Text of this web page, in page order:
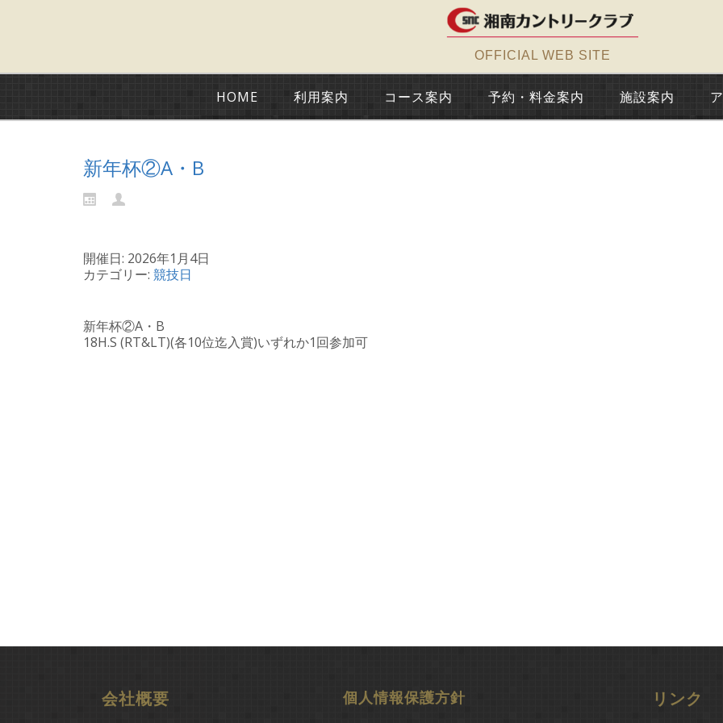
OFFICIAL WEB SITE
HOME 利用案内 コース案内 予約・料金案内 施設案内
新年杯②A・B
開催日: 2026年1月4日
カテゴリー: 競技日
新年杯②A・B
18H.S (RT&LT)(各10位迄入賞)いずれか1回参加可
会社概要 個人情報保護方針 リンク